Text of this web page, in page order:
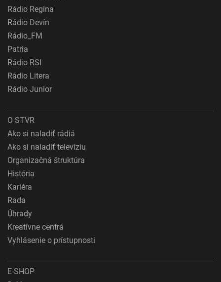
Rádio Regina
Rádio Devín
Rádio_FM
Patria
Rádio RSI
Rádio Litera
Rádio Junior
O STVR
Ako si naladiť rádiá
Ako si naladiť televíziu
Organizačná štruktúra
História
Kariéra
Rada
Úhrady
Kreatívne centrá
Vyhlásenie o prístupnosti
E-SHOP